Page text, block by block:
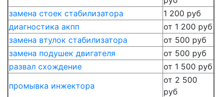
замена стоек стабилизатора
1 200 руб
диагностика акпп
от 1 200 руб
замена втулок стабилизатора
от 500 руб
замена подушек двигателя
от 500 руб
развал схождение
от 1 500 руб
промывка инжектора
от 2 500
руб